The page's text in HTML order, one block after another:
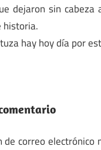
dejaron sin cabeza
historia.
hay hoy día por
de correo electrónico